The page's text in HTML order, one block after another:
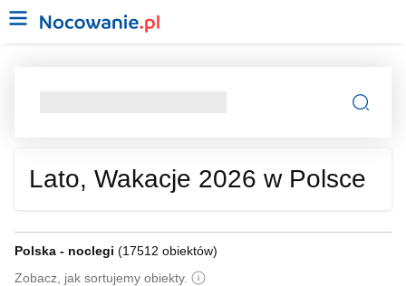
Lato, Wakacje 2026 w Polsce
Polska - noclegi (17512 obiektów)
Zobacz, jak sortujemy obiekty.